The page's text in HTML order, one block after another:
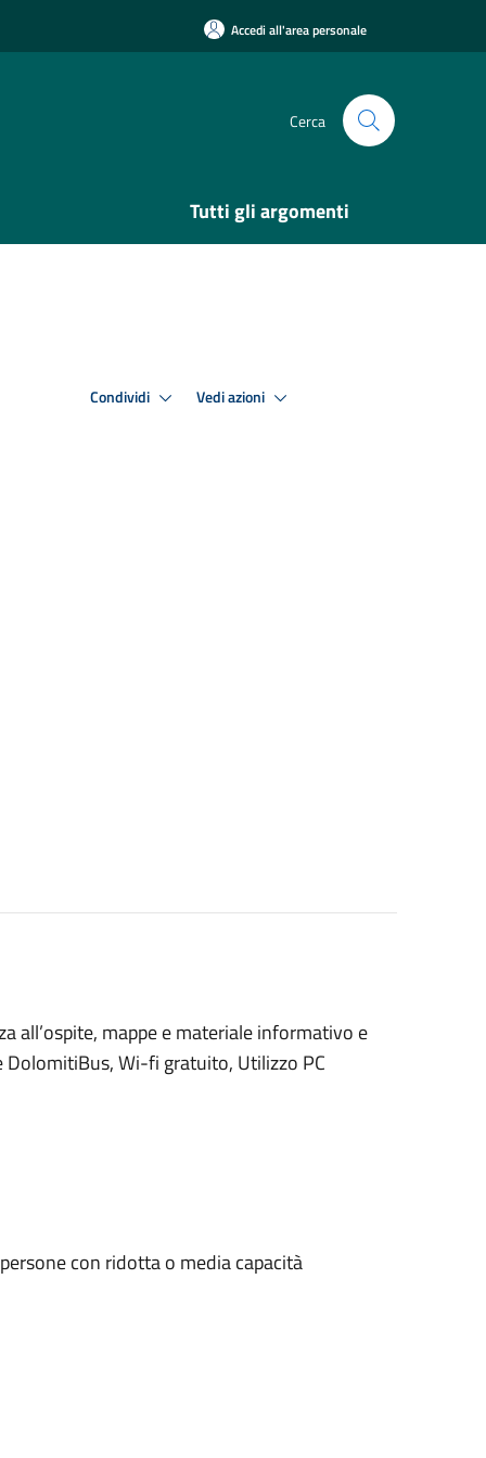
Accedi all'area personale
Cerca
Tutti gli argomenti
Condividi Vedi azioni
all’ospite, mappe e materiale informativo e
DolomitiBus, Wi-fi gratuito, Utilizzo PC
con ridotta o media capacità